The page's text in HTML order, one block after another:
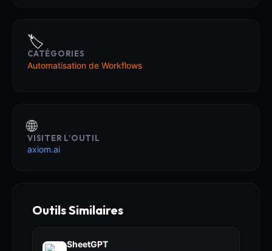
🏷️
CATÉGORIES
Automatisation de Workflows
🌐
VISITER L'OUTIL
axiom.ai
Outils Similaires
SheetGPT